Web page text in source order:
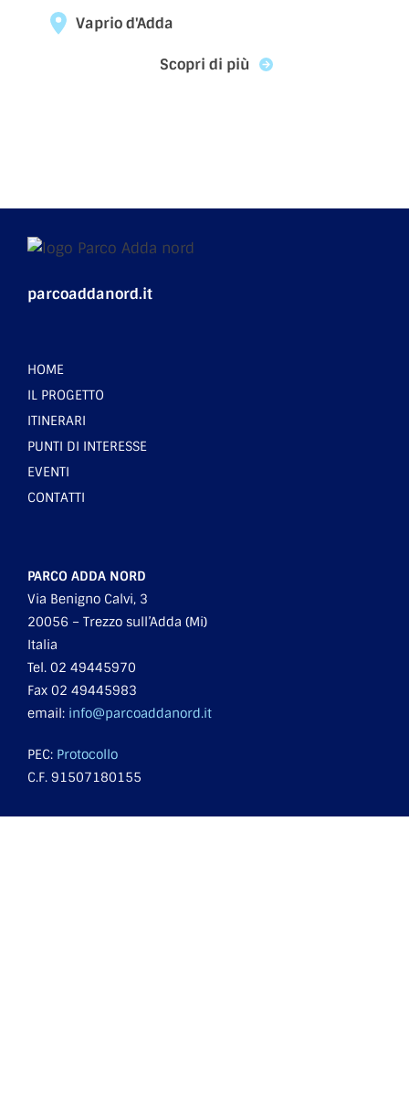
Vaprio d'Adda
Scopri di più
parcoaddanord.it
HOME
IL PROGETTO
ITINERARI
PUNTI DI INTERESSE
EVENTI
CONTATTI
PARCO ADDA NORD
Via Benigno Calvi, 3
20056 – Trezzo sull’Adda (Mi)
Italia
Tel. 02 49445970
Fax 02 49445983
email: info@parcoaddanord.it
PEC: Protocollo
C.F. 91507180155